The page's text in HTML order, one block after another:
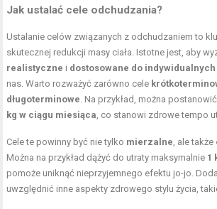
Jak ustalać cele odchudzania?
Ustalanie celów związanych z odchudzaniem to
skutecznej redukcji masy ciała. Istotne jest, aby
realistyczne i dostosowane do
nas. Warto rozważyć zarówno cele
długoterminowe. Na przykład, można
kg w ciągu miesiąca, co stanowi zdrowe tempo
Cele te powinny być nie tylko mierzalne, ale także
Można na przykład dążyć do utraty maksymalnie 1
pomoże uniknąć nieprzyjemnego efektu jo-jo.
uwzględnić inne aspekty zdrowego stylu życia,